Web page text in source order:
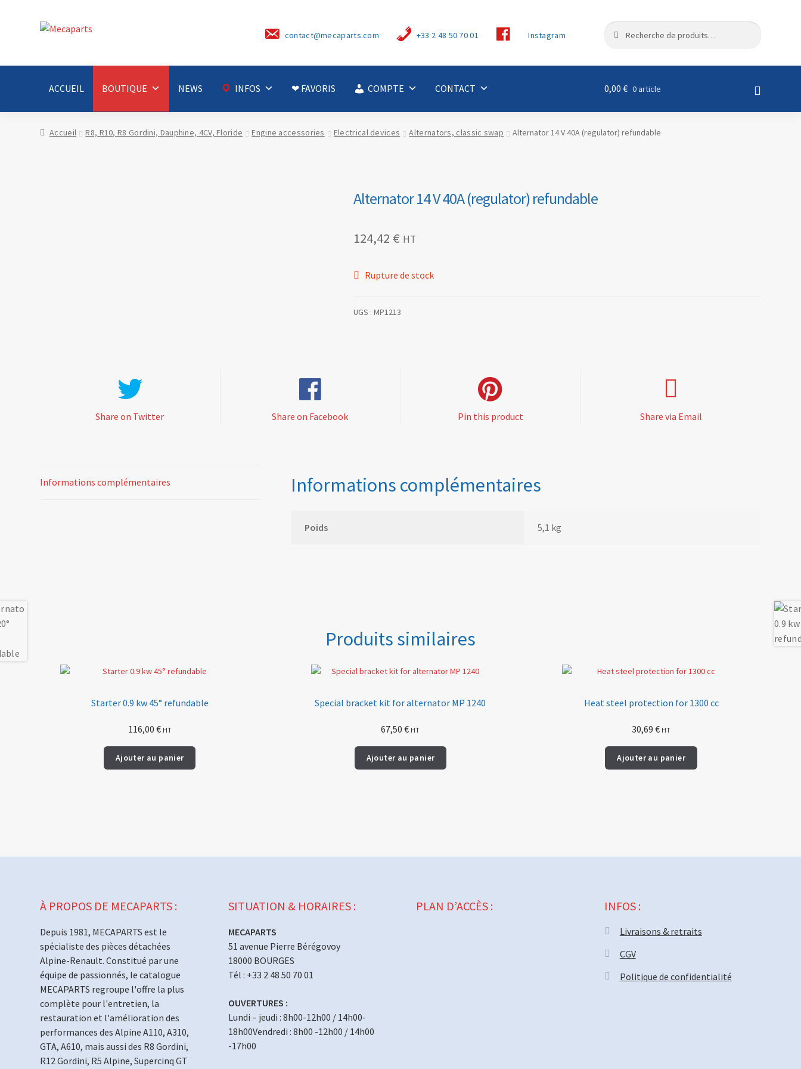
Aller
Aller
contact@mecaparts.com +33 2 48 50 70 01
e
Instagram
Recherche
R
h
r
e
ACCUEIL BOUTIQUE NEWS INFOS ❤ FAVORIS COMPTE CONTACT 0,00 € 0 article
Accueil R8, R10, R8 Gordini, Dauphine, 4CV, Floride Engine accessories Electrical devices Alternators, classic swap Alternator 14 V 40A (regulator) refundable
Alternator 14 V 40A (regulator) refundable
124,42 € HT
Rupture de stock
UGS :MP1213
Share on Twitter Share on Facebook Pin this product Share via Email
Informations complémentaires Informations complémentaires
Poids 5,1 kg
Produits similaires
Starter 0.9 kw 45° refundable
116,00 € HT
Ajouter au panier
Special bracket kit for alternator MP 1240
67,50€ HT
Ajouter au panier
Heat steel protection for 1300 cc
30,69€ HT
Ajouter au panier
À PROPOS DE MECAPARTS :
Depuis 1981, MECAPARTS est le
spécialiste des pièces détachées
Alpine-Renault. Constitué par une
équipe de passionnés, le catalogue
MECAPARTS regroupe l'offre la plus
complète pour l'entretien, la
restauration et l'amélioration des
performances des Alpine A110, A310,
GTA, A610, mais aussi des R8 Gordini,
R12 Gordini, R5 Alpine, Supercinq GT
SITUATION & HORAIRES :
MECAPARTS
51 avenue Pierre Bérégovoy
18000 BOURGES
Tél : +33 2 48 50 70 01
OUVERTURES :
Lundi – jeudi : 8h00-12h00 / 14h00-
18h00Vendredi : 8h00 -12h00 / 14h00
-17h00
PLAN D’ACCÈS : INFOS :
Livraisons & retraits
CGV
Politique de confidentialité